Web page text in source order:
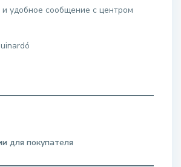
удобное сообщение с центром
для покупателя